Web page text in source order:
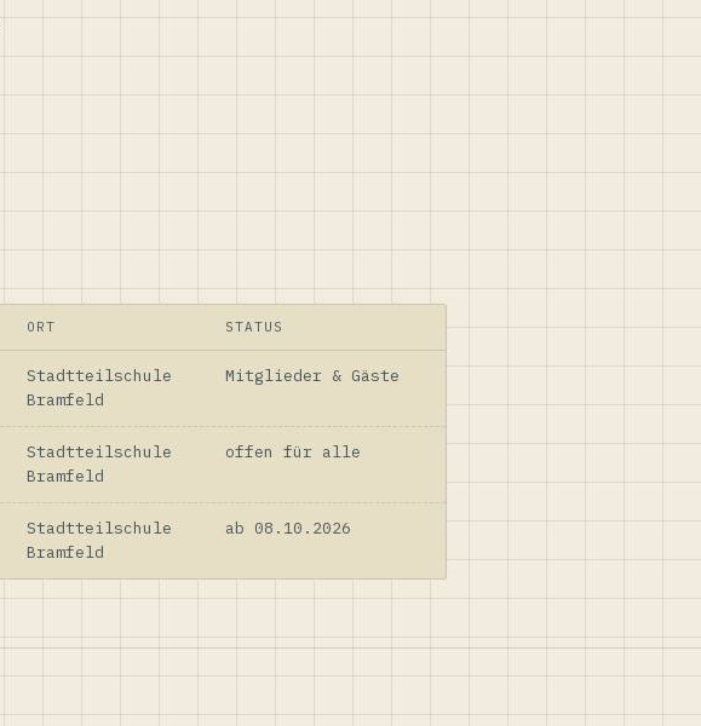
ORT STATUS
Stadtteilschule
Bramfeld
Mitglieder & Gäste
Stadtteilschule
Bramfeld
offen für alle
Stadtteilschule
Bramfeld
ab 08.10.2026